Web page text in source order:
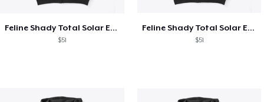
Feline Shady Total Solar Eclipse Texas
$51
Feline Shady Total Solar Eclipse Tijuana
$51